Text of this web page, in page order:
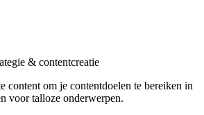
& contentcreatie
content om je contentdoelen te bereiken in
voor talloze onderwerpen.